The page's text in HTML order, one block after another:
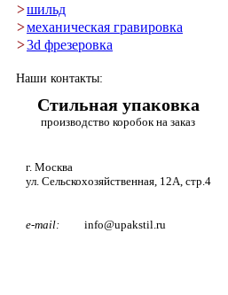
>шильд
>механическая гравировка
>3d фрезеровка
Наши контакты:
Стильная упаковка
производство коробок на заказ
г. Москва
ул. Сельскохозяйственная, 12А, стр.4
e-mail: info@upakstil.ru